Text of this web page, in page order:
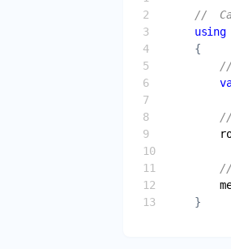
//
using
//